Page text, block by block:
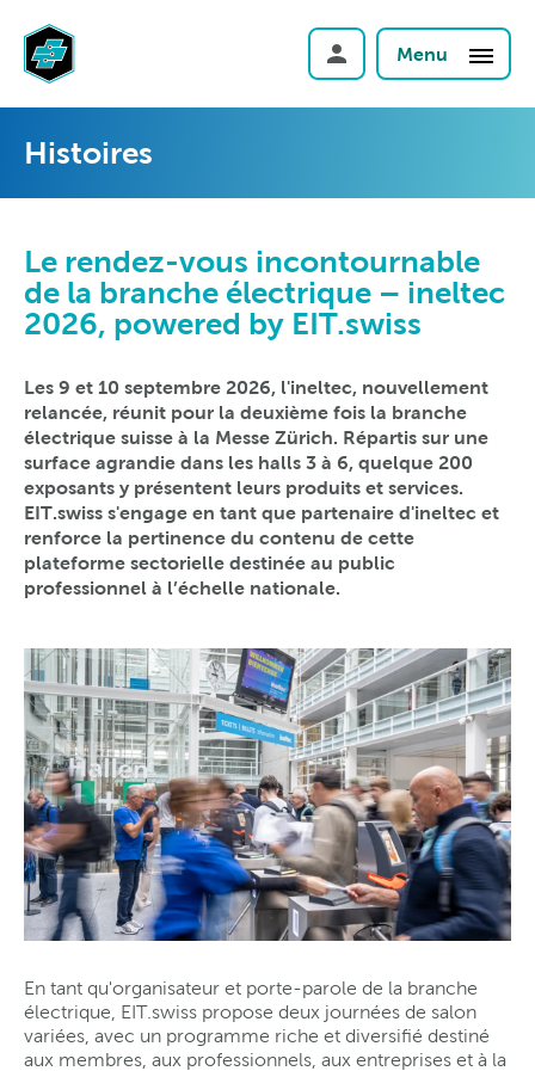
Menu
Histoires
Le rendez-vous incontournable
de la branche électrique – ineltec
2026, powered by EIT.swiss
Les 9 et 10 septembre 2026, l'ineltec, nouvellement
relancée, réunit pour la deuxième fois la branche
électrique suisse à la Messe Zürich. Répartis sur une
surface agrandie dans les halls 3 à 6, quelque 200
exposants y présentent leurs produits et services.
EIT.swiss s'engage en tant que partenaire d'ineltec et
renforce la pertinence du contenu de cette
plateforme sectorielle destinée au public
professionnel à l’échelle nationale.
En tant qu'organisateur et porte-parole de la branche
électrique, EIT.swiss propose deux journées de salon
variées, avec un programme riche et diversifié destiné
aux membres, aux professionnels, aux entreprises et à la